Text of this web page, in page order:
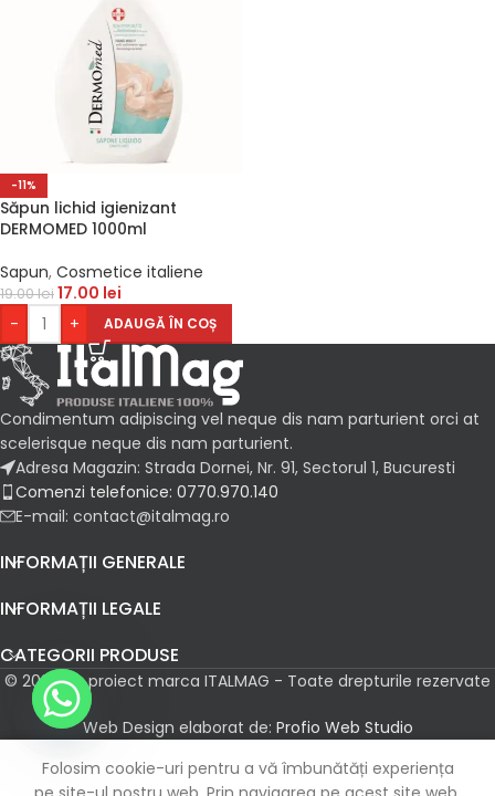
-11%
Săpun lichid igienizant
DERMOMED 1000ml
Sapun, Cosmetice italiene
19.00lei17.00 lei
-
+ ADAUGĂ ÎN COȘ
Condimentum adipiscing vel neque dis nam parturient orci at
scelerisque neque dis nam parturient.
Adresa Magazin: Strada Dornei, Nr. 91, Sectorul 1, Bucuresti
Comenzi telefonice: 0770.970.140
E-mail: contact@italmag.ro
INFORMAȚII GENERALE
INFORMAȚII LEGALE
CATEGORII PRODUSE
© 2026 Un proiect marca ITALMAG - Toate drepturile rezervate
Web Design elaborat de: Profio Web Studio
Lista de favorite
CoșContul meu
Folosim cookie-uri pentru a vă îmbunătăți experiența